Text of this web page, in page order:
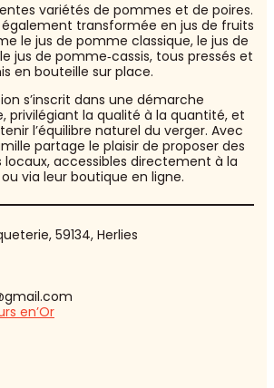
variétés de pommes et de poires.
transformée en jus de fruits
le jus de pomme classique, le jus de
jus de pomme‑cassis, tous pressés et
en bouteille sur place.
s’inscrit dans une démarche
privilégiant la qualité à la quantité, et
l’équilibre naturel du verger. Avec
partage le plaisir de proposer des
locaux, accessibles directement à la
via leur boutique en ligne.
59134, Herlies
en’Or